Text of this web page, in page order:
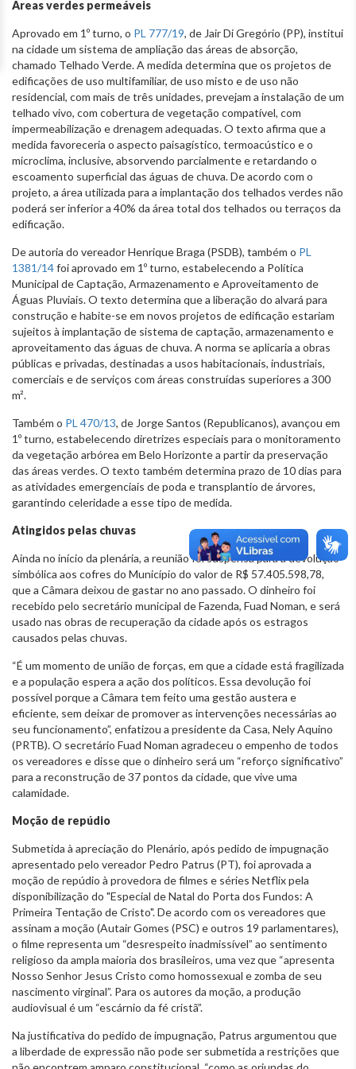
Áreas verdes permeáveis
Aprovado em 1º turno, o PL 777/19, de Jair Di Gregório (PP), institui
na cidade um sistema de ampliação das áreas de absorção,
chamado Telhado Verde. A medida determina que os projetos de
edificações de uso multifamiliar, de uso misto e de uso não
residencial, com mais de três unidades, prevejam a instalação de um
telhado vivo, com cobertura de vegetação compatível, com
impermeabilização e drenagem adequadas. O texto afirma que a
medida favoreceria o aspecto paisagístico, termoacústico e o
microclima, inclusive, absorvendo parcialmente e retardando o
escoamento superficial das águas de chuva. De acordo com o
projeto, a área utilizada para a implantação dos telhados verdes não
poderá ser inferior a 40% da área total dos telhados ou terraços da
edificação.
De autoria do vereador Henrique Braga (PSDB), também o PL
1381/14foi aprovado em 1º turno, estabelecendo a Política
Municipal de Captação, Armazenamento e Aproveitamento de
Águas Pluviais. O texto determina que a liberação do alvará para
construção e habite-se em novos projetos de edificação estariam
sujeitos à implantação de sistema de captação, armazenamento e
aproveitamento das águas de chuva. A norma se aplicaria a obras
públicas e privadas, destinadas a usos habitacionais, industriais,
comerciais e de serviços com áreas construídas superiores a 300
m².
Também o PL 470/13, de Jorge Santos (Republicanos), avançou em
1º turno, estabelecendo diretrizes especiais para o monitoramento
da vegetação arbórea em Belo Horizonte a partir da preservação
das áreas verdes. O texto também determina prazo de 10 dias para
as atividades emergenciais de poda e transplantio de árvores,
garantindo celeridade a esse tipo de medida.
Atingidos pelas chuvas
Ainda no início da plenária, a reunião foi suspensa para a devolução
simbólica aos cofres do Município do valor de R$ 57.405.598,78,
que a Câmara deixou de gastar no ano passado. O dinheiro foi
recebido pelo secretário municipal de Fazenda, Fuad Noman, e será
usado nas obras de recuperação da cidade após os estragos
causados pelas chuvas.
“É um momento de união de forças, em que a cidade está fragilizada
e a população espera a ação dos políticos. Essa devolução foi
possível porque a Câmara tem feito uma gestão austera e
eficiente, sem deixar de promover as intervenções necessárias ao
seu funcionamento”, enfatizou a presidente da Casa, Nely Aquino
(PRTB). O secretário Fuad Noman agradeceu o empenho de todos
os vereadores e disse que o dinheiro será um “reforço significativo”
para a reconstrução de 37 pontos da cidade, que vive uma
calamidade.
Moção de repúdio
Submetida à apreciação do Plenário, após pedido de impugnação
apresentado pelo vereador Pedro Patrus (PT), foi aprovada a
moção de repúdio à provedora de filmes e séries Netflix pela
disponibilização do "Especial de Natal do Porta dos Fundos: A
Primeira Tentação de Cristo". De acordo com os vereadores que
assinam a moção (Autair Gomes (PSC) e outros 19 parlamentares),
o filme representa um “desrespeito inadmissível” ao sentimento
religioso da ampla maioria dos brasileiros, uma vez que “apresenta
Nosso Senhor Jesus Cristo como homossexual e zomba de seu
nascimento virginal”. Para os autores da moção, a produção
audiovisual é um “escárnio da fé cristã”.
Na justificativa do pedido de impugnação, Patrus argumentou que
a liberdade de expressão não pode ser submetida a restrições que